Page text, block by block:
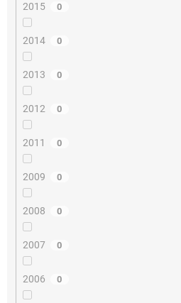
2015 0
2014 0
2013 0
2012 0
2011 0
2009 0
2008 0
2007 0
2006 0